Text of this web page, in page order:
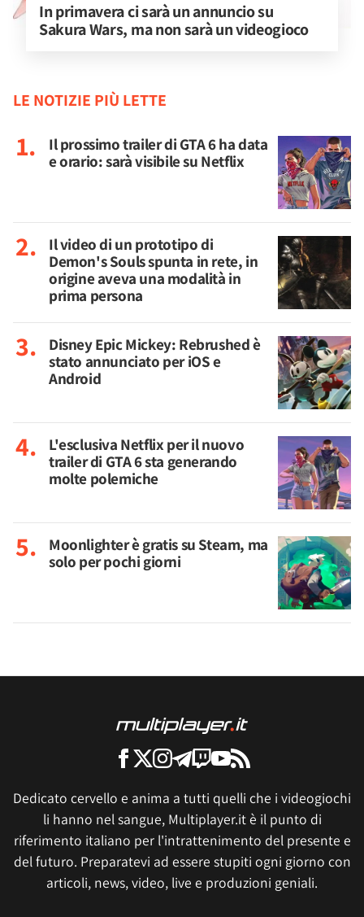
In primavera ci sarà un annuncio su
Sakura Wars, ma non sarà un videogioco
LE NOTIZIE PIÙ LETTE
Il prossimo trailer di GTA 6 ha data
e orario: sarà visibile su Netflix
Il video di un prototipo di
Demon's Souls spunta in rete, in
origine aveva una modalità in
prima persona
Disney Epic Mickey: Rebrushed è
stato annunciato per iOS e
Android
L'esclusiva Netflix per il nuovo
trailer di GTA 6 sta generando
molte polemiche
Moonlighter è gratis su Steam, ma
solo per pochi giorni
Dedicato cervello e anima a tutti quelli che i videogiochi
li hanno nel sangue, Multiplayer.it è il punto di
riferimento italiano per l'intrattenimento del presente e
del futuro. Preparatevi ad essere stupiti ogni giorno con
articoli, news, video, live e produzioni geniali.